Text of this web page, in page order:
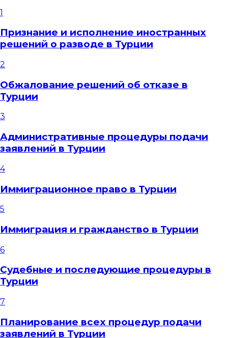
1
Признание и исполнение иностранных
решений о разводе в Турции
2
Обжалование решений об отказе в
Турции
3
Административные процедуры подачи
заявлений в Турции
4
Иммиграционное право в Турции
5
Иммиграция и гражданство в Турции
6
Судебные и последующие процедуры в
Турции
7
Планирование всех процедур подачи
заявлений в Турции